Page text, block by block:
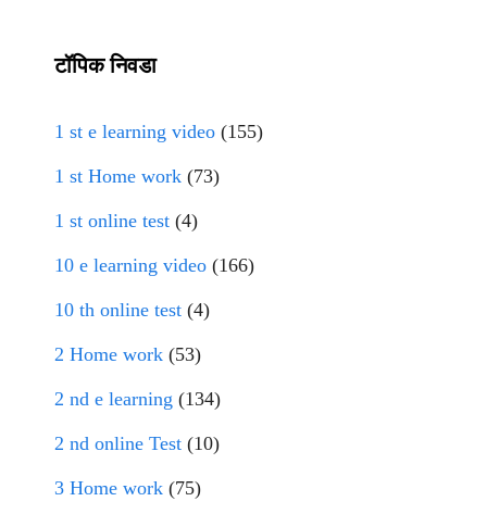
टॉपिक निवडा
1 st e learning video (155)
1 st Home work (73)
1 st online test (4)
10 e learning video (166)
10 th online test (4)
2 Home work (53)
2 nd e learning (134)
2 nd online Test (10)
3 Home work (75)